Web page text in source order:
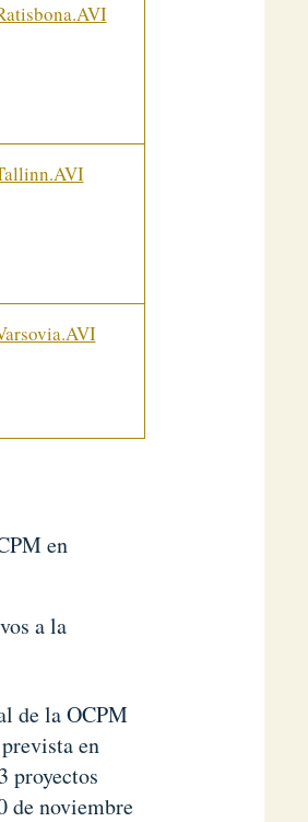
en
a la
de la OCPM
en
proyectos
de noviembre